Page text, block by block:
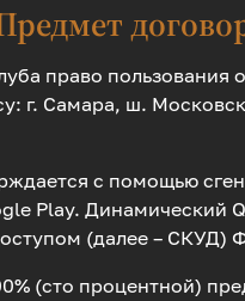
право
г. Самара, ш.
с помощью
Play. Динамический
(далее – СКУД)
(сто процентной)